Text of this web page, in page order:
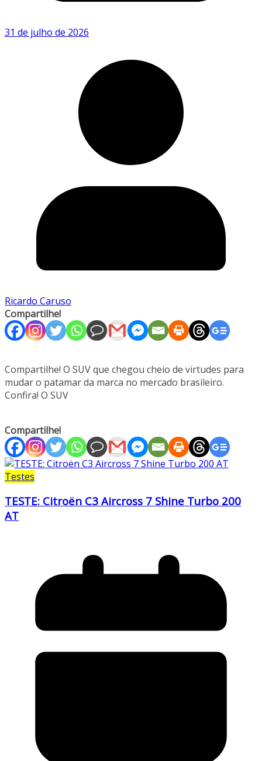
31 de julho de 2026
Ricardo Caruso
Compartilhe!
Compartilhe! O SUV que chegou cheio de virtudes para
mudar o patamar da marca no mercado brasileiro.
Confira! O SUV
Compartilhe!
Testes
TESTE: Citroën C3 Aircross 7 Shine Turbo 200
AT